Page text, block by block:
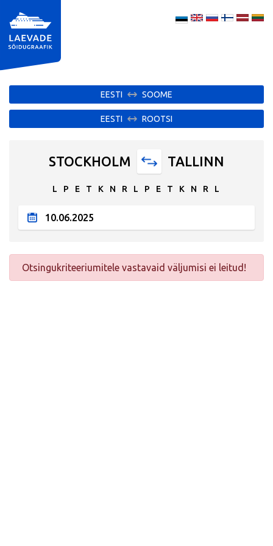
EESTI SOOME
EESTI ROOTSI
STOCKHOLM TALLINN
L P E T K N R L P E T K N R L
Otsingukriteeriumitele vastavaid väljumisi ei leitud!